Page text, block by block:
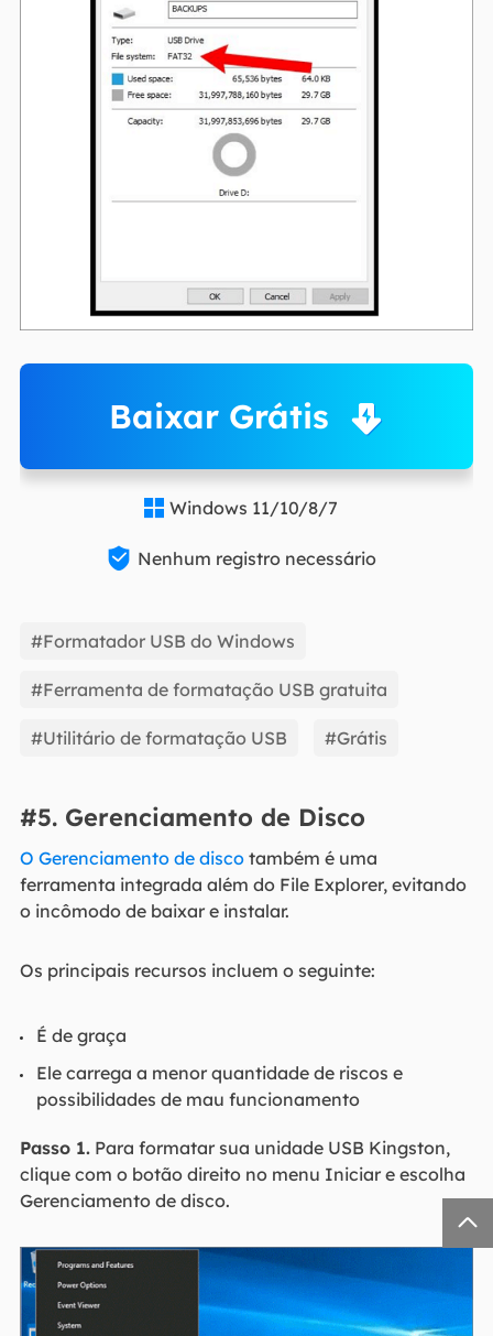
Baixar Grátis
 Windows 11/10/8/7
 Nenhum registro necessário
#Formatador USB do Windows
#Ferramenta de formatação USB gratuita
#Utilitário de formatação USB #Grátis
#5. Gerenciamento de Disco
O Gerenciamento de discotambém é uma
ferramenta integrada além do File Explorer, evitando
o incômodo de baixar e instalar.
Os principais recursos incluem o seguinte:
É de graça
Ele carrega a menor quantidade de riscos e
possibilidades de mau funcionamento
Passo 1.Para formatar sua unidade USB Kingston,
clique com o botão direito no menu Iniciar e escolha
Gerenciamento de disco.
